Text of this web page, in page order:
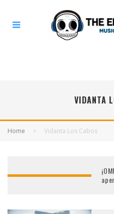
VIDANTA
Home Vidanta Los Cabos